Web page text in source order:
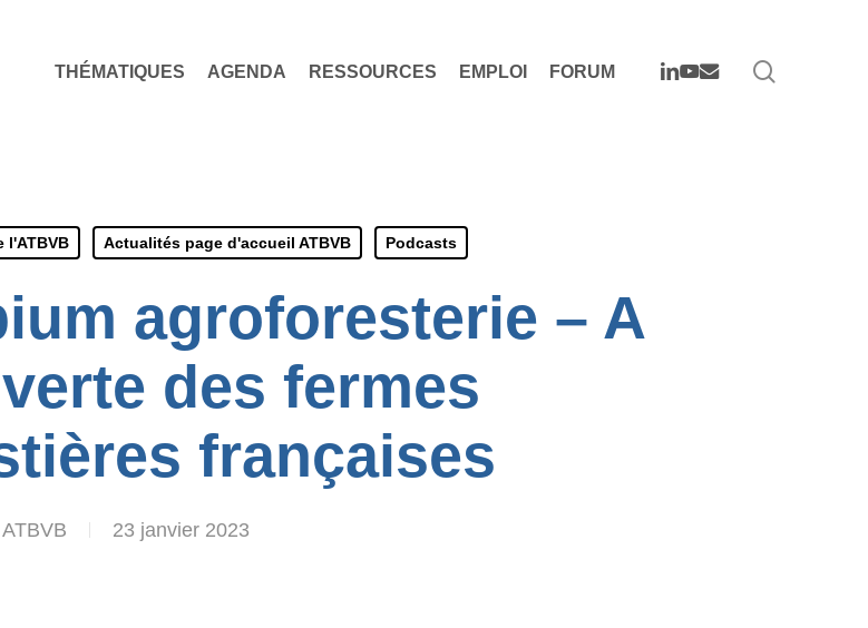
THÉMATIQUES AGENDA RESSOURCES EMPLOI FORUM LINKEDIN
YOUTUBE
EMAIL
l'ATBVB Actualités page d'accueil ATBVB Podcasts
agroforesterie – A
des fermes
françaises
ATBVB 23 janvier 2023